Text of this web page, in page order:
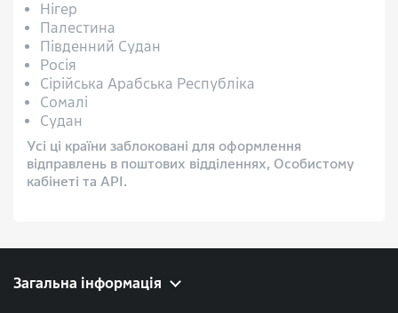
Нігер
Палестина
Південний Судан
Росія
Сірійська Арабська Республіка
Сомалі
Судан
Усі ці країни заблоковані для оформлення
відправлень в поштових відділеннях, Особистому
кабінеті та API.
Загальна інформація